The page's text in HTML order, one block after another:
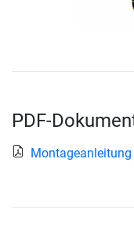
PDF-